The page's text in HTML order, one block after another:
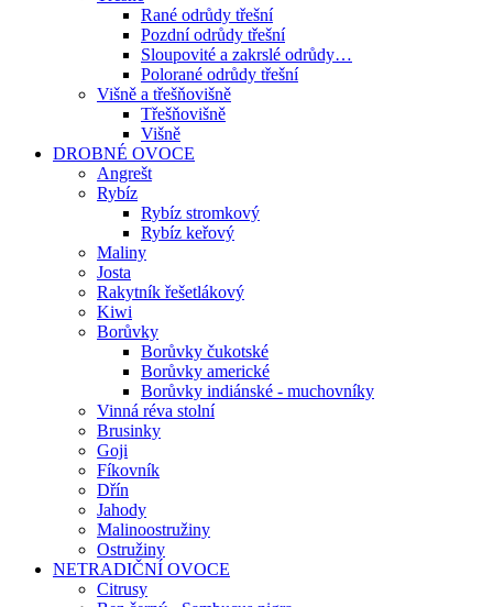
Rané odrůdy třešní
Pozdní odrůdy třešní
Sloupovité a zakrslé odrůdy…
Polorané odrůdy třešní
Višně a třešňovišně
Třešňovišně
Višně
DROBNÉ OVOCE
Angrešt
Rybíz
Rybíz stromkový
Rybíz keřový
Maliny
Josta
Rakytník řešetlákový
Kiwi
Borůvky
Borůvky čukotské
Borůvky americké
Borůvky indiánské - muchovníky
Vinná réva stolní
Brusinky
Goji
Fíkovník
Dřín
Jahody
Malinoostružiny
Ostružiny
NETRADIČNÍ OVOCE
Citrusy